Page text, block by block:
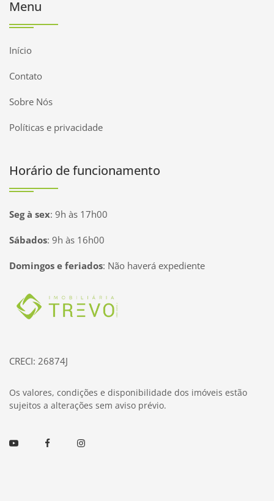
Menu
Início
Contato
Sobre Nós
Políticas e privacidade
Horário de funcionamento
Seg à sex: 9h às 17h00
Sábados: 9h às 16h00
Domingos e feriados: Não haverá expediente
Página inicial
CRECI: 26874J
Os valores, condições e disponibilidade dos imóveis estão
sujeitos a alterações sem aviso prévio.
Youtube FacebookInstagram